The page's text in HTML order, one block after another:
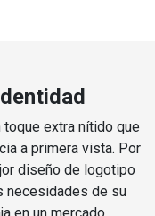
toque extra nítido que
a primera vista. Por
diseño de logotipo
necesidades de su